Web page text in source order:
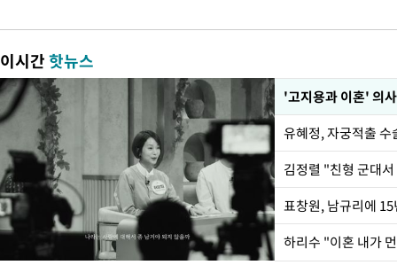
이시간핫뉴스
'고지용과 이혼' 의
유혜정, 자궁적출
김정렬 "친형 군대
하리수 "이혼 내가